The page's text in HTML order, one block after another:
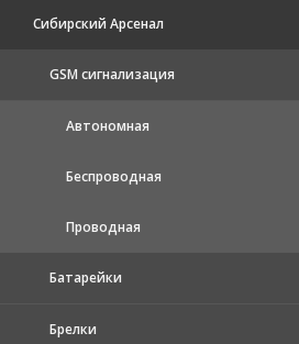
Сибирский Арсенал
GSM сигнализация
Автономная
Беспроводная
Проводная
Батарейки
Брелки